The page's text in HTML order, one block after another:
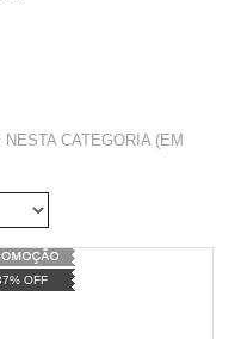
NESTA CATEGORIA (EM
OFF